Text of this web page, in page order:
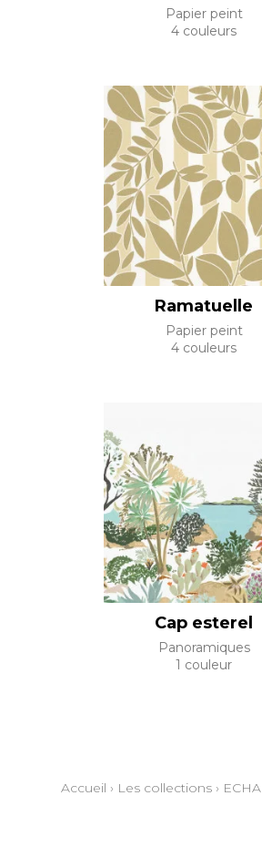
Papier peint
4 couleurs
Ramatuelle
Papier peint
4 couleurs
Cap esterel
Panoramiques
1 couleur
Accueil › Les collections›